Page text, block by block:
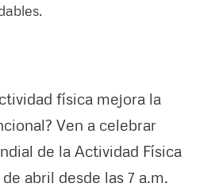
física mejora la
Ven a celebrar
de la Actividad Física
abril desde las 7 a.m.